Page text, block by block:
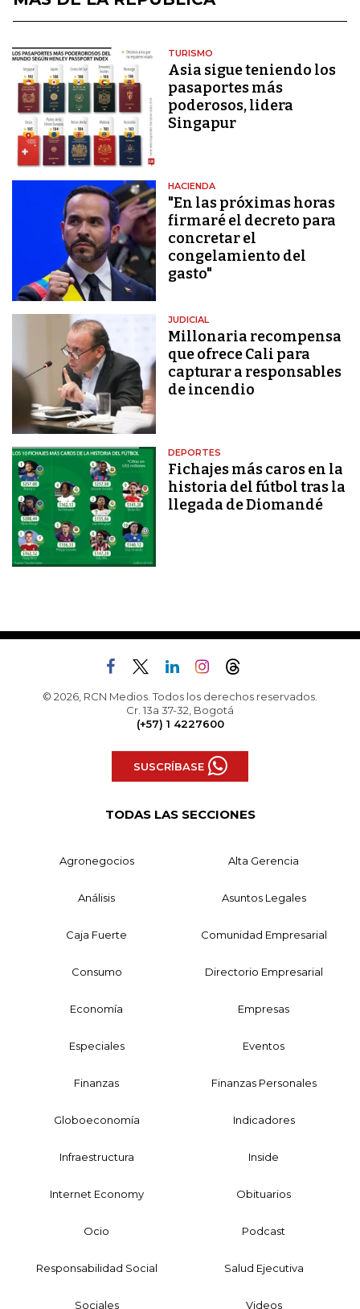
TURISMO
Asia sigue teniendo los
pasaportes más
poderosos, lidera
Singapur
HACIENDA
"En las próximas horas
firmaré el decreto para
concretar el
congelamiento del
gasto"
JUDICIAL
Millonaria recompensa
que ofrece Cali para
capturar a responsables
de incendio
DEPORTES
Fichajes más caros en la
historia del fútbol tras la
llegada de Diomandé
© 2026, RCN Medios. Todos los derechos reservados.
Cr. 13a 37-32, Bogotá
(+57) 1 4227600
SUSCRÍBASE
TODAS LAS SECCIONES
Agronegocios Alta Gerencia
Análisis Asuntos Legales
Caja Fuerte Comunidad Empresarial
Consumo Directorio Empresarial
Economía Empresas
Especiales Eventos
Finanzas Finanzas Personales
Globoeconomía Indicadores
Infraestructura Inside
Internet Economy Obituarios
Ocio Podcast
Responsabilidad Social Salud Ejecutiva
Sociales Videos